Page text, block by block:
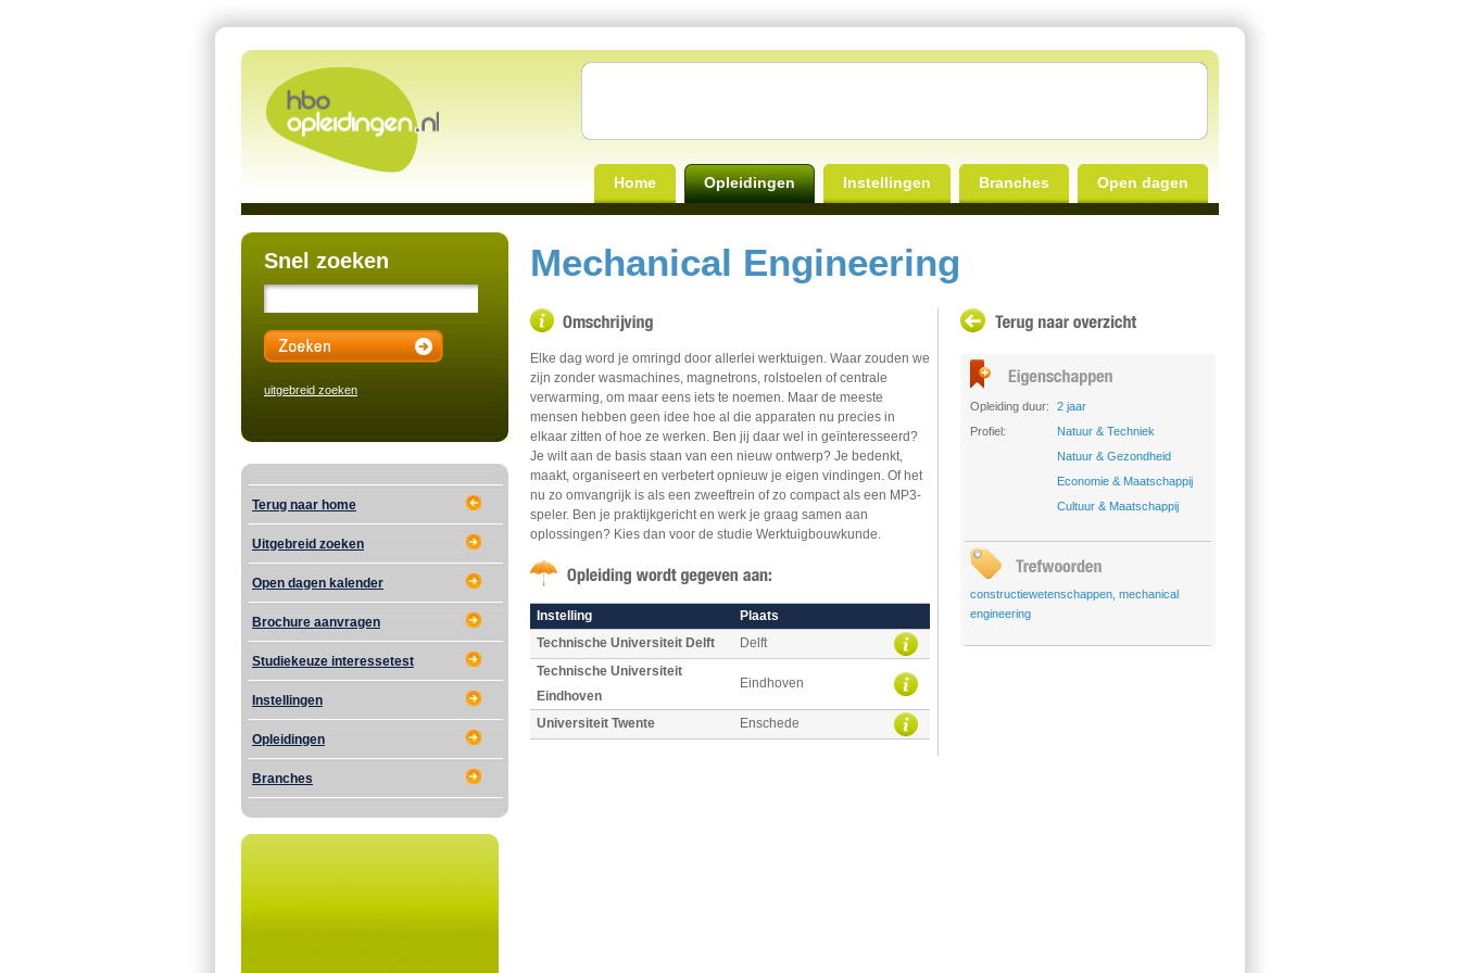
Home Opleidingen Instellingen Branches Open dagen
Snel zoeken
uitgebreid zoeken
Terug naar home
Uitgebreid zoeken
Open dagen kalender
Brochure aanvragen
Studiekeuze interessetest
Instellingen
Opleidingen
Branches
Mechanical Engineering
Elke dag word je omringd door allerlei werktuigen. Waar zouden we
zijn zonder wasmachines, magnetrons, rolstoelen of centrale
verwarming, om maar eens iets te noemen. Maar de meeste
mensen hebben geen idee hoe al die apparaten nu precies in
elkaar zitten of hoe ze werken. Ben jij daar wel in geïnteresseerd?
Je wilt aan de basis staan van een nieuw ontwerp? Je bedenkt,
maakt, organiseert en verbetert opnieuw je eigen vindingen. Of het
nu zo omvangrijk is als een zweeftrein of zo compact als een MP3-
speler. Ben je praktijkgericht en werk je graag samen aan
oplossingen? Kies dan voor de studie Werktuigbouwkunde.
Instelling
Plaats
Technische Universiteit Delft
Delft
Technische Universiteit
Eindhoven
Eindhoven
Universiteit Twente Enschede
Opleiding duur:
2 jaar
Profiel:
Natuur & Techniek
Natuur & Gezondheid
Economie & Maatschappij
Cultuur & Maatschappij
constructiewetenschappen mechanical
engineering